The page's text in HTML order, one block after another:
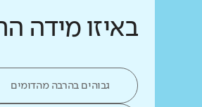
באיזו מידה
גבוהים בהרבה מהדומים